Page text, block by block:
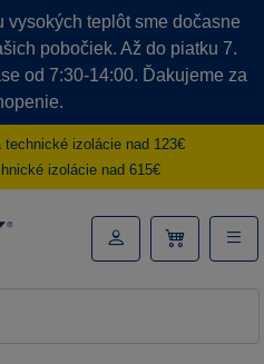
teplôt sme dočasne
pobočiek. Až do piatku 7.
od 7:30-14:00. Ďakujeme za
technické izolácie nad 123€
izolácie nad 615€